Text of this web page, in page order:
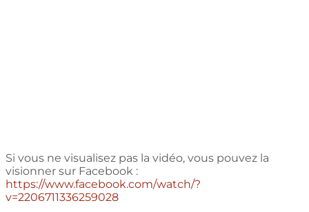
Si vous ne visualisez pas la vidéo, vous pouvez la
visionner sur Facebook :
https://www.facebook.com/watch/?
v=2206711336259028